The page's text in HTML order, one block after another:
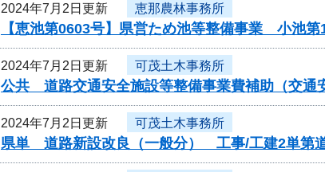
2024年7月2日更新 恵那農林事務所
【恵池第0603号】県営ため池等整備事業 小池
2024年7月2日更新 可茂土木事務所
公共 道路交通安全施設等整備事業費補助（交
2024年7月2日更新 可茂土木事務所
県単 道路新設改良（一般分） 工事/工建2単第